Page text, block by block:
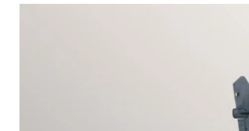
アメリカや欧州を訪問して戦車や戦闘機の供与を求めたゼ
ウクライナ反転攻勢きっかけになったハイマース（写真／米
この1年、連日メディアで戦況解説を提供してきた高橋杉雄氏
プーチン大統領は3月中のドンバス全域制圧を軍に求めてい
ハイマースの射程が150kmに延びれば波及効果は大きい（写
欧米が戦闘機を供与する場合の候補のひとつがF-16（写真／